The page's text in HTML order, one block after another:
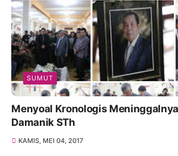
SUMUT
Menyoal Kronologis
Damanik STh
KAMIS, MEI 04, 2017